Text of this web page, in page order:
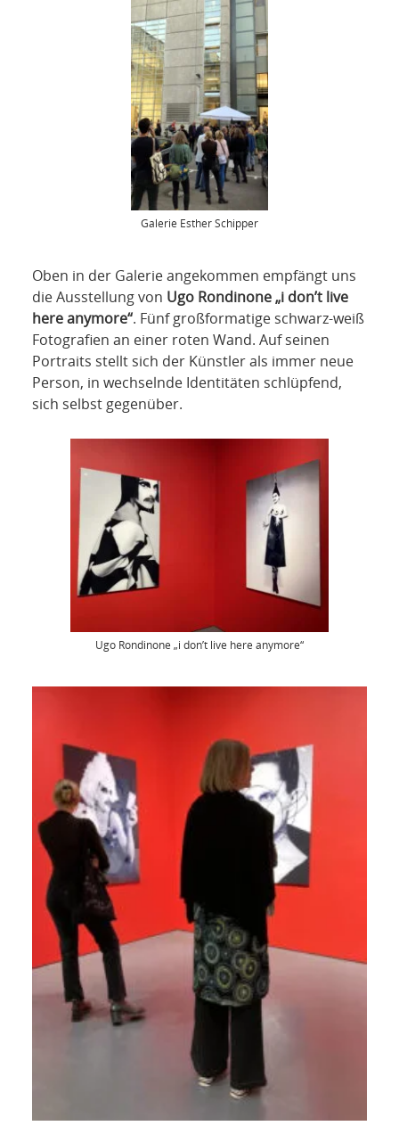
Galerie Esther Schipper
Oben in der Galerie angekommen empfängt uns
die Ausstellung von Ugo Rondinone „i don’t live
here anymore“. Fünf großformatige schwarz-weiß
Fotografien an einer roten Wand. Auf seinen
Portraits stellt sich der Künstler als immer neue
Person, in wechselnde Identitäten schlüpfend,
sich selbst gegenüber.
Ugo Rondinone „i don’t live here anymore“